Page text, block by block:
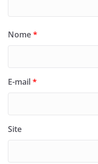
Nome*
E-mail*
Site